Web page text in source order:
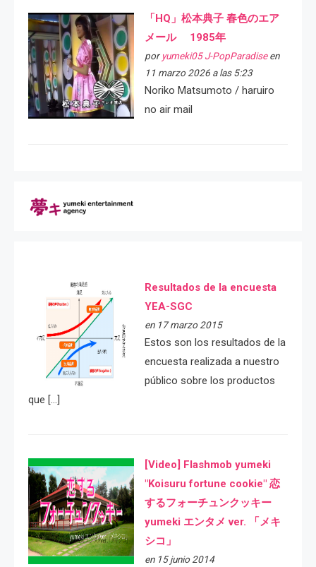
「HQ」松本典子 春色のエア
メール 1985年
por yumeki05 J-PopParadiseen
11 marzo 2026 a las 5:23
Noriko Matsumoto / haruiro
no air mail
Resultados de la encuesta
YEA-SGC
en 17 marzo 2015
Estos son los resultados de la
encuesta realizada a nuestro
público sobre los productos
que […]
[Video] Flashmob yumeki
"Koisuru fortune cookie" 恋
するフォーチュンクッキー
yumeki エンタメ ver. 「メキ
シコ」
en 15 junio 2014